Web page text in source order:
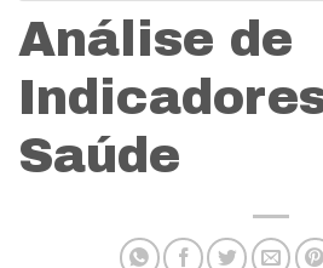
Análise de
Saúde